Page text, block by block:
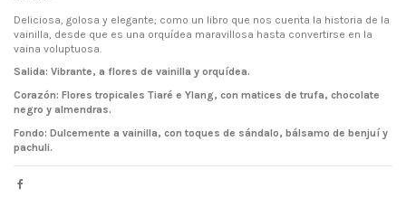
Deliciosa, golosa y elegante; como un libro que nos cuenta la historia de la
vainilla, desde que es una orquídea maravillosa hasta convertirse en la
vaina voluptuosa.
Salida: Vibrante, a flores de vainilla y orquídea.
Corazón: Flores tropicales Tiaré e Ylang, con matices de trufa, chocolate
negro y almendras.
Fondo: Dulcemente a vainilla, con toques de sándalo, bálsamo de benjuí y
pachuli.